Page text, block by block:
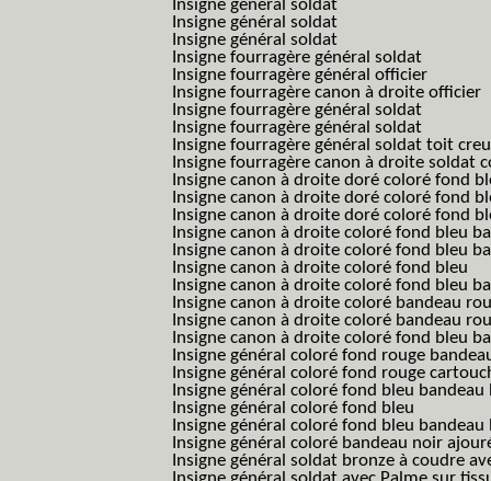
Insigne général soldat
Insigne général soldat
Insigne général soldat
Insigne fourragère général soldat
Insigne fourragère général officier
Insigne fourragère canon à droite officier
Insigne fourragère général soldat
Insigne fourragère général soldat
Insigne fourragère général soldat toit
Insigne fourragère canon à droite soldat
Insigne canon à droite doré coloré fond
Insigne canon à droite doré coloré fond
Insigne canon à droite doré coloré fond
Insigne canon à droite coloré fond bleu
Insigne canon à droite coloré fond bleu
Insigne canon à droite coloré fond bleu
Insigne canon à droite coloré fond bleu
Insigne canon à droite coloré bandeau
Insigne canon à droite coloré bandeau
Insigne canon à droite coloré fond bleu
Insigne général coloré fond rouge
Insigne général coloré fond rouge
Insigne général coloré fond bleu bandeau
Insigne général coloré fond bleu
Insigne général coloré fond bleu bandeau
Insigne général coloré bandeau noir
Insigne général soldat bronze à coudre